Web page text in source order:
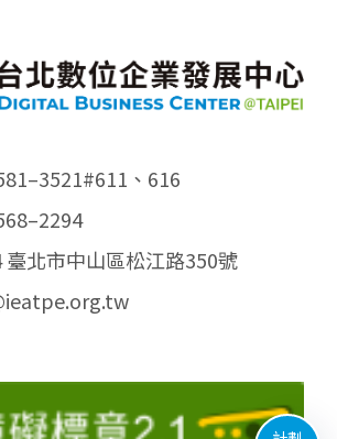
#611、616
臺北市中山區松江路350號